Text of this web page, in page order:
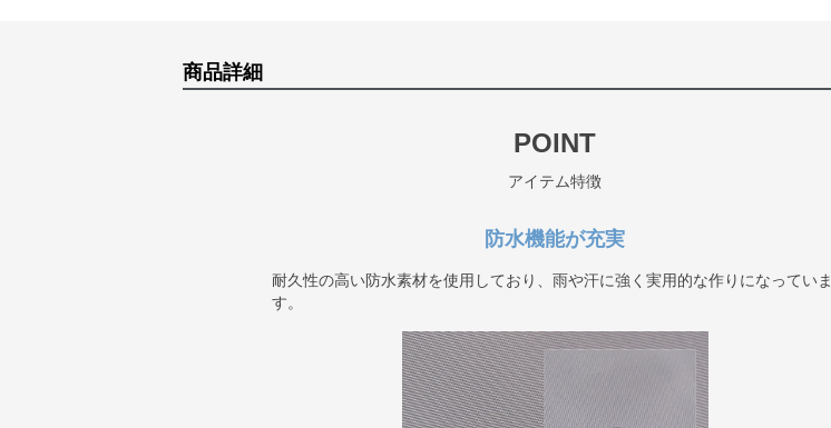
商品詳細
POINT
アイテム特徴
防水機能が充実
耐久性の高い防水素材を使用しており、雨や汗に強く実用的な作りになっていま
す。